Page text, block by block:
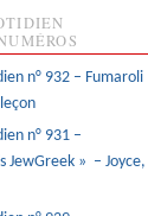
n° 932 – Fumaroli
n° 931 –
JewGreek » – Joyce,